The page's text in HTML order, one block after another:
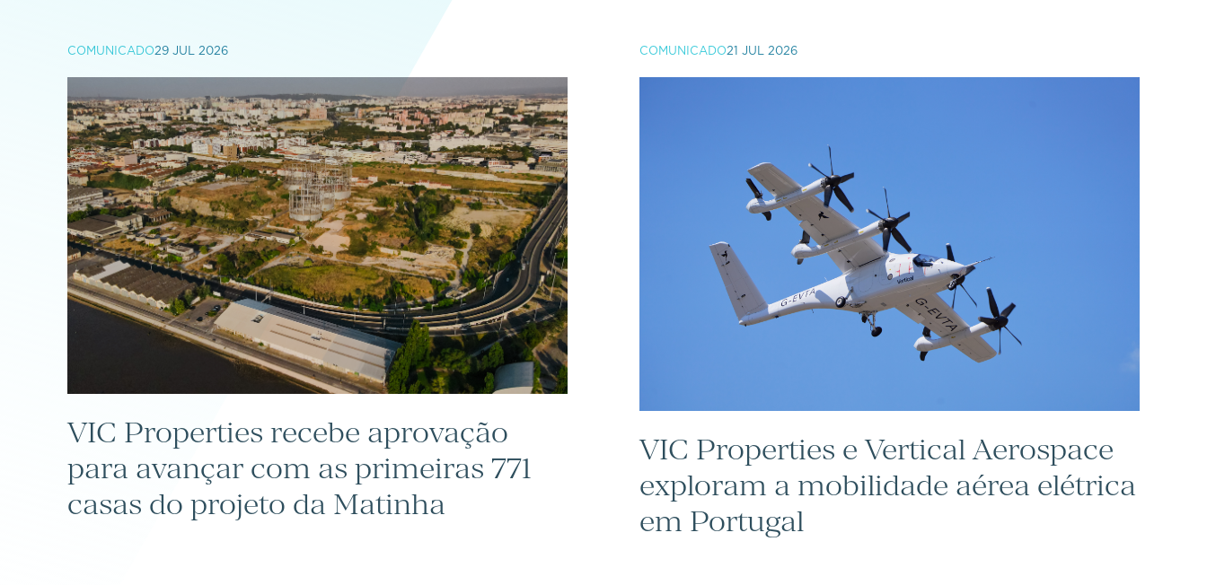
COMUNICADO29 JUL 2026
VIC Properties recebe aprovação
para avançar com as primeiras 771
casas do projeto da Matinha
COMUNICADO21 JUL 2026
VIC Properties e Vertical Aerospace
exploram a mobilidade aérea elétrica
em Portugal